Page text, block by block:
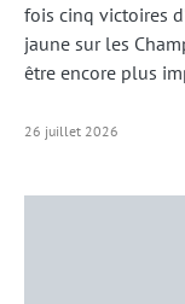
fois cinq victoires
jaune sur les
être encore plus
26 juillet 2026